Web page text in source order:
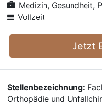
Medizin, Gesundheit,
Vollzeit
Jetzt
Stellenbezeichnung:
Orthopädie und